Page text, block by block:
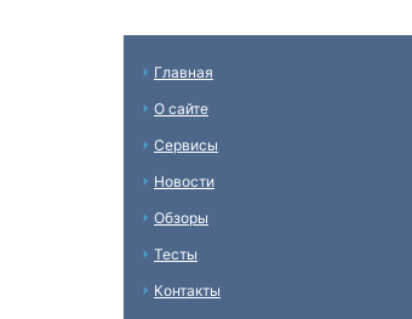
Главная
О сайте
Сервисы
Новости
Обзоры
Тесты
Контакты